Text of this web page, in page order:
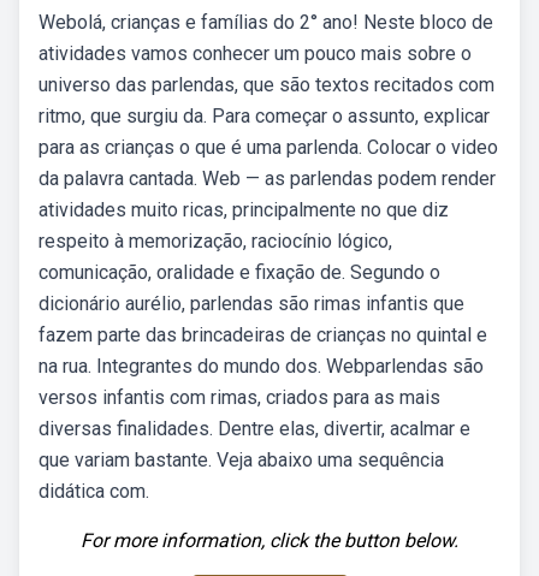
Webolá, crianças e famílias do 2° ano! Neste bloco de
atividades vamos conhecer um pouco mais sobre o
universo das parlendas, que são textos recitados com
ritmo, que surgiu da. Para começar o assunto, explicar
para as crianças o que é uma parlenda. Colocar o video
da palavra cantada. Web — as parlendas podem render
atividades muito ricas, principalmente no que diz
respeito à memorização, raciocínio lógico,
comunicação, oralidade e fixação de. Segundo o
dicionário aurélio, parlendas são rimas infantis que
fazem parte das brincadeiras de crianças no quintal e
na rua. Integrantes do mundo dos. Webparlendas são
versos infantis com rimas, criados para as mais
diversas finalidades. Dentre elas, divertir, acalmar e
que variam bastante. Veja abaixo uma sequência
didática com.
For more information, click the button below.